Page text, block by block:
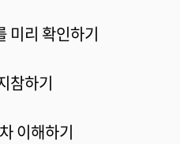
미리 확인하기
참하기
이해하기